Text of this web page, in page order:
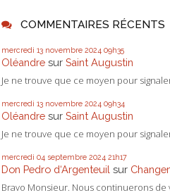
COMMENTAIRES RÉCENTS
mercredi 13 novembre 2024 09h35
Oléandre sur Saint Augustin
Je ne trouve que ce moyen pour
mercredi 13 novembre 2024 09h34
Oléandre sur Saint Augustin
Je ne trouve que ce moyen pour
mercredi 04 septembre 2024 21h17
Don Pedro d‘Argenteuil sur
Bravo Monsieur. Nous continuerons de